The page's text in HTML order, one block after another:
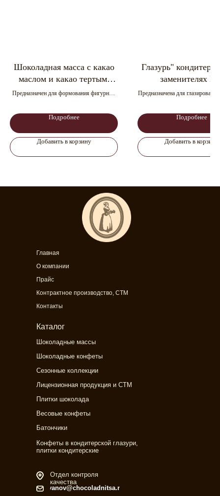
Шоколадная масса с какао
маслом и какао тертым,
сухими молочными
Предназначен для формования фигурных
Подробнее
Добавить в корзину
Глазурь"
заменителях
лауринового
какао и
Предназначена для
нет
Подробнее
Добавить в корзину
Шоколадные массы
Шоколадные конфеты
Сезонные коллекции
Лицензионная продукция и СТМ
Плитки шоколада
Весовые конфеты
Каталог
Батончики
Конфеты в кондитерской глазури,
плитки кондитерские
Прайс
Контрактное производство, СТМ
Контакты
Главная
О компании
ivanov@chocoladnitsa.ru
Отдел контроля
качества